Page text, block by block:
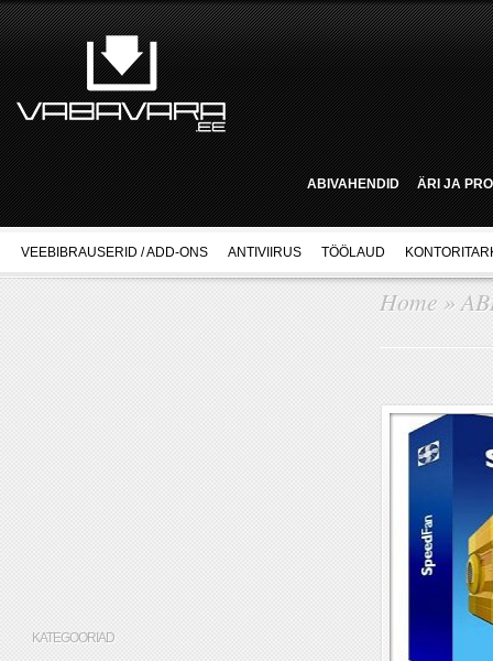
ABIVAHENDID ÄRI JA
VEEBIBRAUSERID / ADD-ONS ANTIVIIRUS TÖÖLAUD
Home »
KATEGOORIAD